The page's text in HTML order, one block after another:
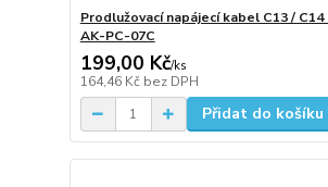
Prodlužovací napájecí kabel C13 / C14
AK-PC-07C
199,00 Kč/ks
164,46 Kč bez DPH
Přidat do košíku